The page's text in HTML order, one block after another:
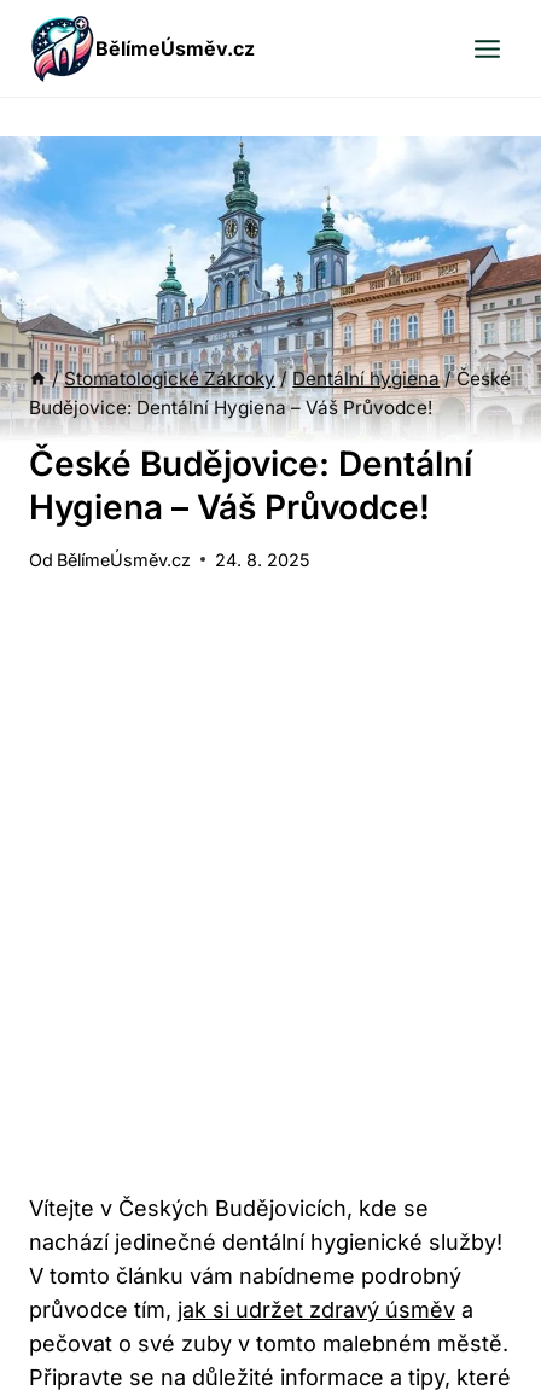
Přeskočit
obsah
BělímeÚsměv.cz
/ Stomatologické Zákroky / Dentální hygiena / České
Budějovice: Dentální Hygiena – Váš Průvodce!
České Budějovice: Dentální
Hygiena – Váš Průvodce!
Od BělímeÚsměv.cz 24. 8. 2025
Vítejte v Českých Budějovicích, kde se
nachází jedinečné dentální hygienické služby!
V tomto článku vám nabídneme podrobný
průvodce tím, jak si udržet zdravý úsměv a
pečovat o své zuby v tomto malebném městě.
Připravte se na důležité informace a tipy, které